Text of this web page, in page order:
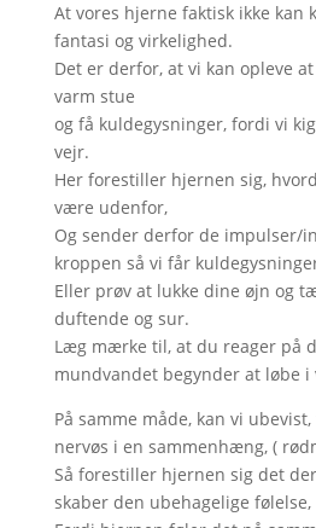
At vores hjerne faktisk ikke kan
fantasi og virkelighed.
Det er derfor, at vi kan opleve
varm stue
og få kuldegysninger, fordi vi
vejr.
Her forestiller hjernen sig,
være udenfor,
Og sender derfor de impulser/
kroppen så vi får
Eller prøv at lukke dine øjn og
duftende og sur.
Læg mærke til, at du reager på
mundvandet begynder at løbe i
På samme måde, kan vi
nervøs i en sammenhæng, (
Så forestiller hjernen sig det
skaber den ubehagelige følelse,